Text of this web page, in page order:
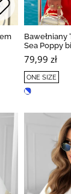
Sea Poppy
79,99 zł
ONE SIZE